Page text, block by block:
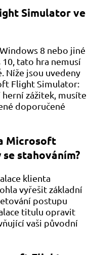
Simulator ve
8 nebo jiné
tato hra nemusí
Níže jsou uvedeny
Flight Simulator:
zážitek, musíte
doporučené
Microsoft
stahováním?
klienta
vyřešit základní
postupu
titulu opravit
vaši původní